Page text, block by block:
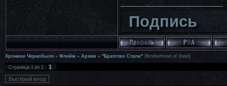
Подпись
Хроники Чернобыля » Флейм » Архив » "Братство Стали" (Brotherhood of Steel)
Страница1из1 1